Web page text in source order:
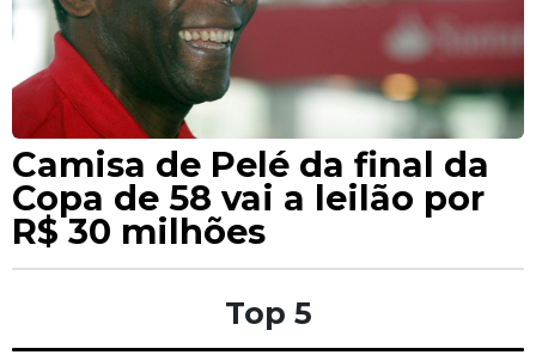
Camisa de Pelé da final da
Copa de 58 vai a leilão por
R$ 30 milhões
Top 5